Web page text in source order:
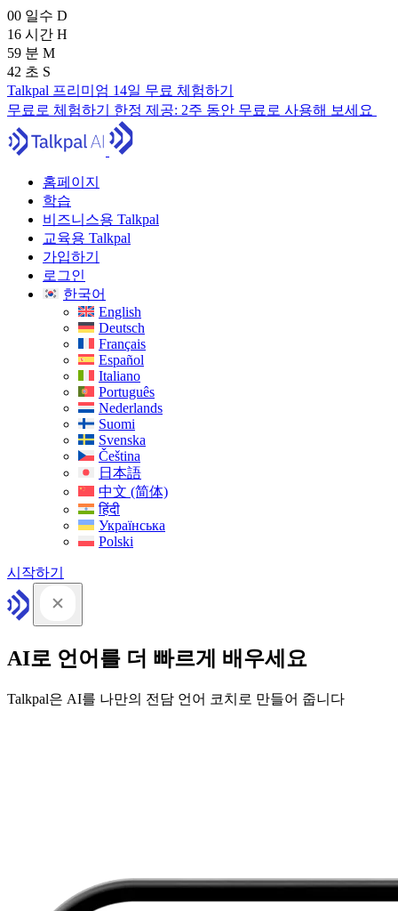
00 일수 D
16 시간 H
59 분 M
41 초 S
Talkpal 프리미엄 14일 무료 체험하기
무료로 체험하기 한정 제공: 2주 동안 무료로 사용해 보세요
홈페이지
학습
비즈니스용 Talkpal
교육용 Talkpal
가입하기
로그인
한국어
English
Deutsch
Français
Español
Italiano
Português
Nederlands
Suomi
Svenska
Čeština
日本語
中文 (简体)
हिंदी
Українська
Polski
시작하기
AI로 언어를 더 빠르게 배우세요
Talkpal은 AI를 나만의 전담 언어 코치로 만들어 줍니다